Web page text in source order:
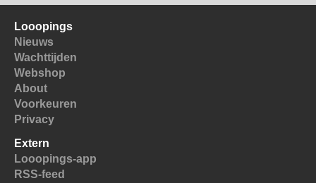
Looopings
Nieuws
Wachttijden
Webshop
About
Voorkeuren
Privacy
Extern
Looopings-app
RSS-feed